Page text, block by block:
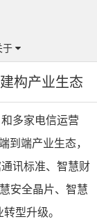
于
构产业生态
多家电信运营
到端产业生态，
讯标准、智慧财
安全晶片、智慧
型升级。